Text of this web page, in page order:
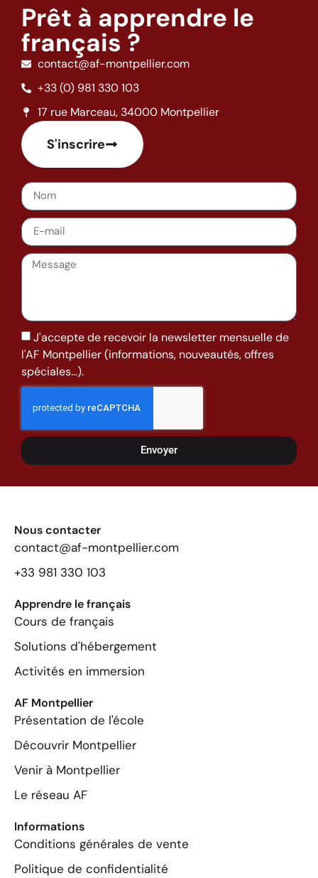
Prêt à apprendre le
français ?
contact@af-montpellier.com
+33 (0) 981 330 103
17 rue Marceau, 34000 Montpellier
S'inscrire
J'accepte de recevoir la newsletter mensuelle de
l'AF Montpellier (informations, nouveautés, offres
spéciales...).
Envoyer
Nous contacter
contact@af-montpellier.com
+33 981 330 103
Apprendre le français
Cours de français
Solutions d'hébergement
Activités en immersion
AF Montpellier
Présentation de l'école
Découvrir Montpellier
Venir à Montpellier
Le réseau AF
Informations
Conditions générales de vente
Politique de confidentialité